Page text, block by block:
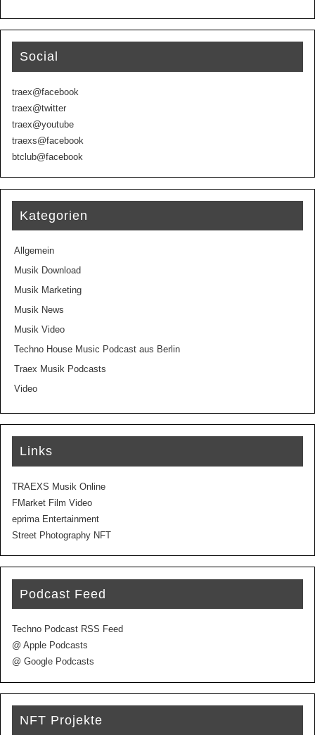
Social
traex@facebook
traex@twitter
traex@youtube
traexs@facebook
btclub@facebook
Kategorien
Allgemein
Musik Download
Musik Marketing
Musik News
Musik Video
Techno House Music Podcast aus Berlin
Traex Musik Podcasts
Video
Links
TRAEXS Musik Online
FMarket Film Video
eprima Entertainment
Street Photography NFT
Podcast Feed
Techno Podcast RSS Feed
@ Apple Podcasts
@ Google Podcasts
NFT Projekte